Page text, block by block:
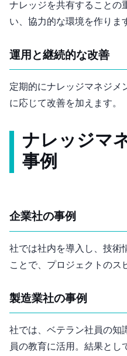
ナレッジを共有することの
い、協力的な環境を作りま
運用と継続的な改善
定期的にナレッジマネジメ
に応じて改善を加えます。
ナレッジマ
事例
IT企業A社の事例
A社では社内Wikiを導入し、
ことで、プロジェクトのス
製造業B社の事例
B社では、ベテラン社員の
員の教育に活用。結果とし